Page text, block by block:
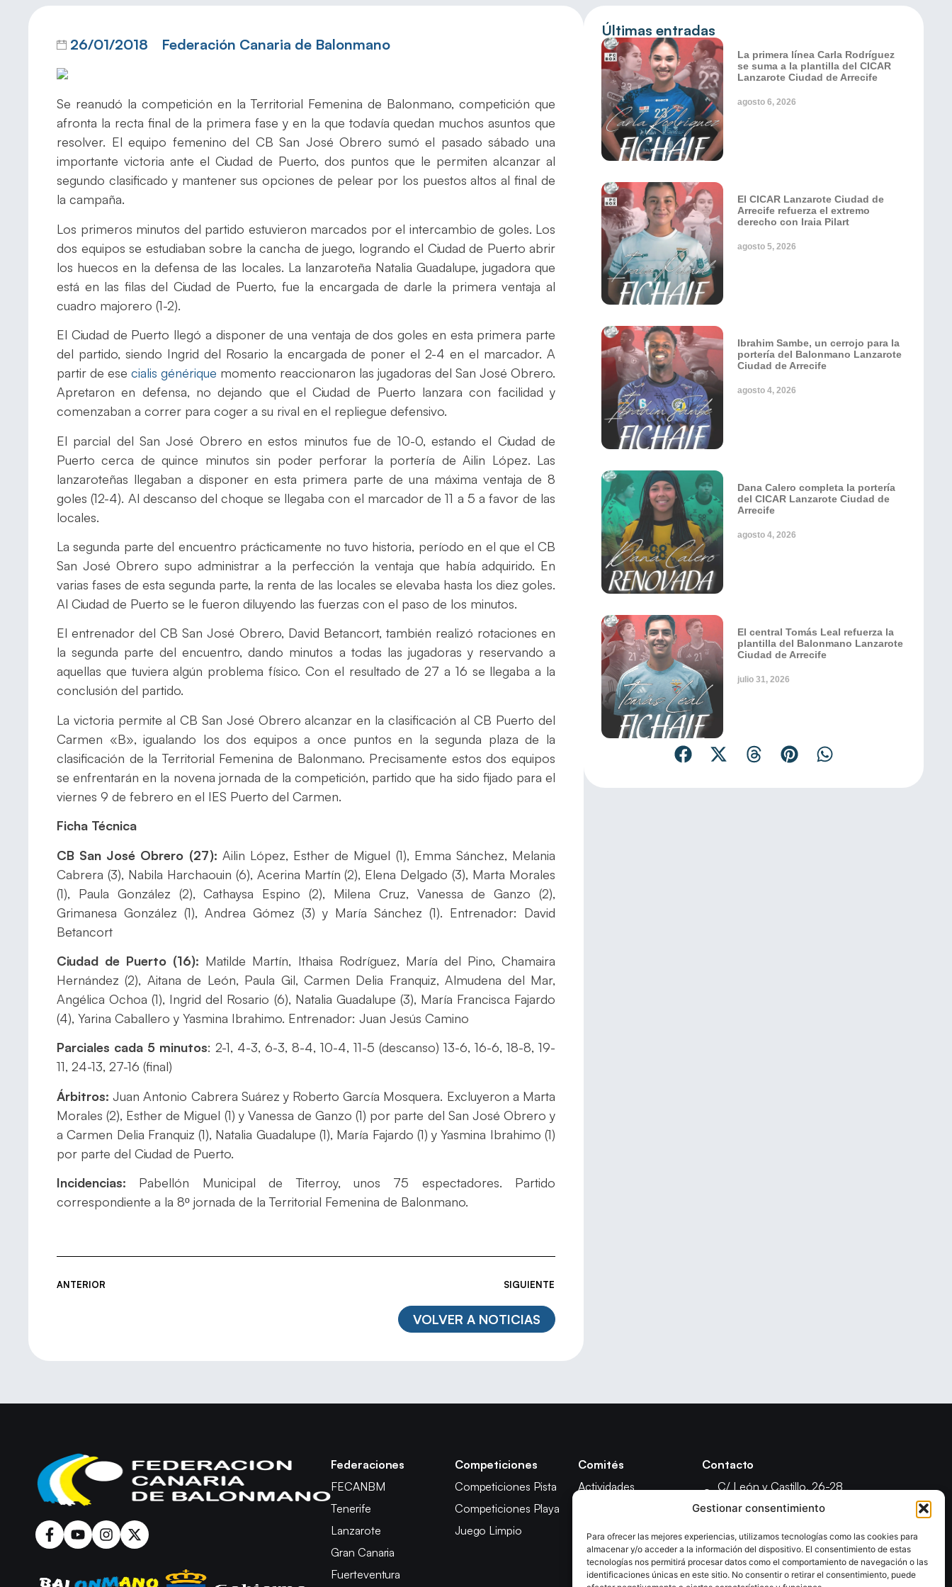
Gestionar consentimiento
Para ofrecer las mejores experiencias, utilizamos tecnologías como las cookies para
almacenar y/o acceder a la información del dispositivo. El consentimiento de estas
tecnologías nos permitirá procesar datos como el comportamiento de navegación o las
identificaciones únicas en este sitio. No consentir o retirar el consentimiento, puede
26/01/2018 Federación Canaria de Balonmano
Se reanudó la competición en la Territorial Femenina de Balonmano, competición que
afronta la recta final de la primera fase y en la que todavía quedan muchos asuntos que
resolver. El equipo femenino del CB San José Obrero sumó el pasado sábado una
importante victoria ante el Ciudad de Puerto, dos puntos que le permiten alcanzar al
segundo clasificado y mantener sus opciones de pelear por los puestos altos al final de
la campaña.
Los primeros minutos del partido estuvieron marcados por el intercambio de goles. Los
dos equipos se estudiaban sobre la cancha de juego, logrando el Ciudad de Puerto abrir
los huecos en la defensa de las locales. La lanzaroteña Natalia Guadalupe, jugadora que
está en las filas del Ciudad de Puerto, fue la encargada de darle la primera ventaja al
cuadro majorero (1-2).
El Ciudad de Puerto llegó a disponer de una ventaja de dos goles en esta primera parte
del partido, siendo Ingrid del Rosario la encargada de poner el 2-4 en el marcador. A
partir de esecialis générique momento reaccionaron las jugadoras del San José Obrero.
Apretaron en defensa, no dejando que el Ciudad de Puerto lanzara con facilidad y
comenzaban a correr para coger a su rival en el repliegue defensivo.
El parcial del San José Obrero en estos minutos fue de 10-0, estando el Ciudad de
Puerto cerca de quince minutos sin poder perforar la portería de Ailin López. Las
lanzaroteñas llegaban a disponer en esta primera parte de una máxima ventaja de 8
goles (12-4). Al descanso del choque se llegaba con el marcador de 11 a 5 a favor de las
locales.
La segunda parte del encuentro prácticamente no tuvo historia, período en el que el CB
San José Obrero supo administrar a la perfección la ventaja que había adquirido. En
varias fases de esta segunda parte, la renta de las locales se elevaba hasta los diez goles.
Al Ciudad de Puerto se le fueron diluyendo las fuerzas con el paso de los minutos.
El entrenador del CB San José Obrero, David Betancort, también realizó rotaciones en
la segunda parte del encuentro, dando minutos a todas las jugadoras y reservando a
aquellas que tuviera algún problema físico. Con el resultado de 27 a 16 se llegaba a la
conclusión del partido.
La victoria permite al CB San José Obrero alcanzar en la clasificación al CB Puerto del
Carmen «B», igualando los dos equipos a once puntos en la segunda plaza de la
clasificación de la Territorial Femenina de Balonmano. Precisamente estos dos equipos
se enfrentarán en la novena jornada de la competición, partido que ha sido fijado para el
viernes 9 de febrero en el IES Puerto del Carmen.
Ficha Técnica
CB San José Obrero (27): Ailin López, Esther de Miguel (1), Emma Sánchez, Melania
Cabrera (3), Nabila Harchaouin (6), Acerina Martín (2), Elena Delgado (3), Marta Morales
(1), Paula González (2), Cathaysa Espino (2), Milena Cruz, Vanessa de Ganzo (2),
Grimanesa González (1), Andrea Gómez (3) y María Sánchez (1). Entrenador: David
Betancort
Ciudad de Puerto (16): Matilde Martín, Ithaisa Rodríguez, María del Pino, Chamaira
Hernández (2), Aitana de León, Paula Gil, Carmen Delia Franquiz, Almudena del Mar,
Angélica Ochoa (1), Ingrid del Rosario (6), Natalia Guadalupe (3), María Francisca Fajardo
(4), Yarina Caballero y Yasmina Ibrahimo. Entrenador: Juan Jesús Camino
Parciales cada 5 minutos: 2-1, 4-3, 6-3, 8-4, 10-4, 11-5 (descanso) 13-6, 16-6, 18-8, 19-
11, 24-13, 27-16 (final)
Árbitros:Juan Antonio Cabrera Suárez y Roberto García Mosquera. Excluyeron a Marta
Morales (2), Esther de Miguel (1) y Vanessa de Ganzo (1) por parte del San José Obrero y
a Carmen Delia Franquiz (1), Natalia Guadalupe (1), María Fajardo (1) y Yasmina Ibrahimo (1)
por parte del Ciudad de Puerto.
Incidencias: Pabellón Municipal de Titerroy, unos 75 espectadores. Partido
correspondiente a la 8º jornada de la Territorial Femenina de Balonmano.
ANTERIOR SIGUIENTE
VOLVER A NOTICIAS
Últimas entradas
La primera línea Carla Rodríguez
se suma a la plantilla del CICAR
Lanzarote Ciudad de Arrecife
agosto 6, 2026
El CICAR Lanzarote Ciudad de
Arrecife refuerza el extremo
derecho con Iraia Pilart
agosto 5, 2026
Ibrahim Sambe, un cerrojo para la
portería del Balonmano Lanzarote
Ciudad de Arrecife
agosto 4, 2026
Dana Calero completa la portería
del CICAR Lanzarote Ciudad de
Arrecife
agosto 4, 2026
El central Tomás Leal refuerza la
plantilla del Balonmano Lanzarote
Ciudad de Arrecife
julio 31, 2026
Federaciones
FECANBM
Tenerife
Lanzarote
Gran Canaria
Fuerteventura
Competiciones
Competiciones Pista
Competiciones Playa
Juego Limpio
Comités
Actividades
Árbitros
Competición
Apelación
Contacto
C/ León y Castillo, 26-28
35003 - Las Palmas de Gran Canaria
formacionfecanbm@gmail.com